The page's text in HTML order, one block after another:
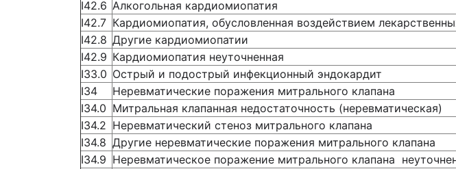
I42.6 Алкогольная кардиомиопатия
I42.7 Кардиомиопатия, обусловленная воздействием
I42.8 Другие кардиомиопатии
I42.9 Кардиомиопатия неуточненная
I33.0 Острый и подострый инфекционный эндокардит
I34
Неревматические поражения митрального клапана
I34.0 Митральная клапанная недостаточность (неревматическая)
I34.2 Неревматический стеноз митрального клапана
I34.8 Другие неревматические поражения митрального клапана
I34.9 Неревматическое поражение митрального клапана